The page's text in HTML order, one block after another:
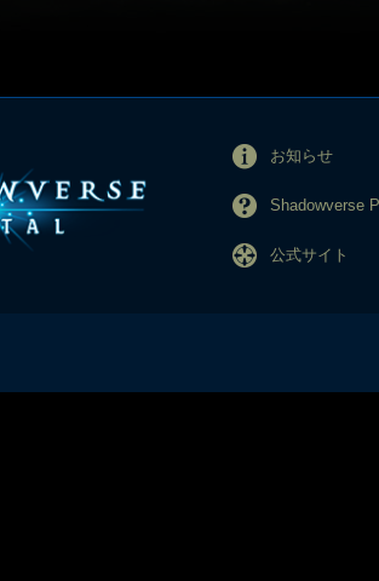
お知らせ
Shadowverse
公式サイト